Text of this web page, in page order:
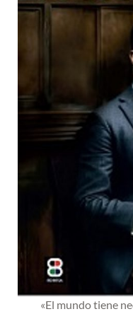
«El mundo tiene